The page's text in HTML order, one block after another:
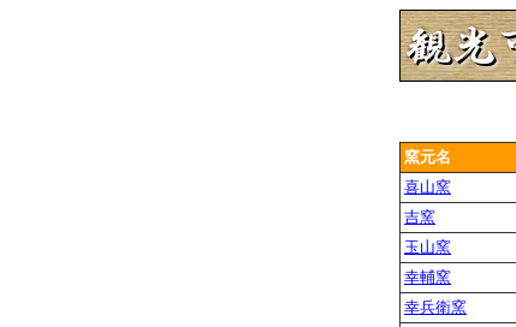
窯元名
喜山窯
吉窯
玉山窯
幸輔窯
幸兵衛窯